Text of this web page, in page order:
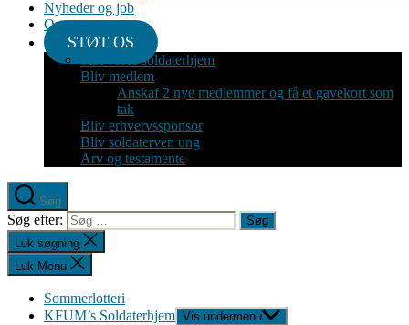
Nyheder og job
Om
STØT OS
Støt vores soldaterhjem
Bliv medlem
Anskaf 2 nye medlemmer og få et gavekort som
tak
Bliv erhvervssponsor
Bliv soldaterven ung
Arv og testamente
Søg
Søg efter:
Luk søgning
Luk Menu
Sommerlotteri
KFUM’s Soldaterhjem Vis undermenu